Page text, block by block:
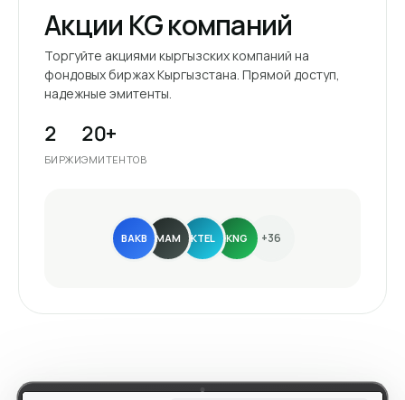
Акции KG компаний
Торгуйте акциями кыргызских компаний на
фондовых биржах Кыргызстана. Прямой доступ,
надежные эмитенты.
2
БИРЖИ
20+
ЭМИТЕНТОВ
BAKB MAM KTEL KNG +36